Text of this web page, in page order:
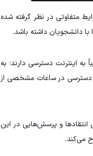
متفاوتی در نظر گرفته شده
دانشجویان داشته باشد.
اینترنت دسترسی دارند؛ به
دسترسی در ساعات مشخصی از
انتقادها و پرسش‌هایی در این
می‌کند.